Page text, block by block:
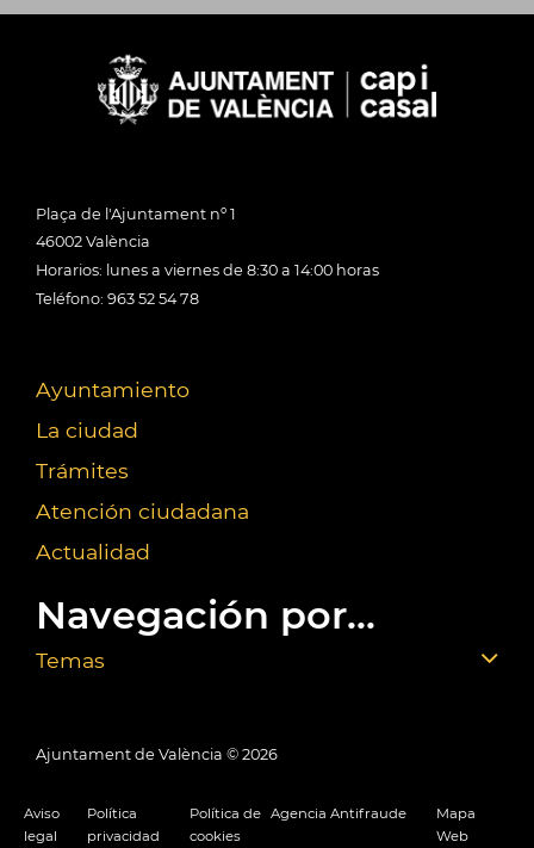
Plaça de l'Ajuntament nº 1
46002 València
Horarios: lunes a viernes de 8:30 a 14:00 horas
Teléfono: 963 52 54 78
Ayuntamiento
La ciudad
Trámites
Atención ciudadana
Actualidad
Navegación por...
Temas
Ajuntament de València © 2026
Aviso
legal
Política
privacidad
Política de
cookies
Agencia Antifraude
Mapa
Web